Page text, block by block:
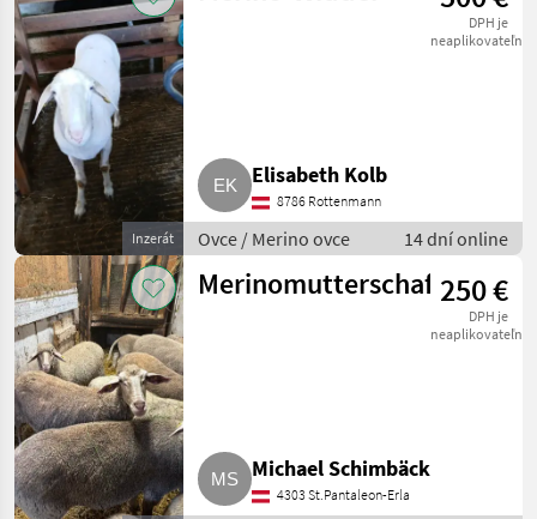
Inzerát
DPH je
neaplikovateľné
Elisabeth Kolb
8786 Rottenmann
Ovce / Merino ovce 14 dní online
Merinomutterschaf 250 €
DPH je
neaplikovateľné
Michael Schimbäck
4303 St.Pantaleon-Erla